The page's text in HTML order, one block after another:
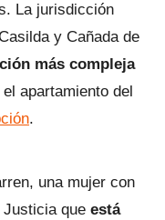
La jurisdicción
y Cañada de
más compleja
apartamiento del
.
una mujer con
que está